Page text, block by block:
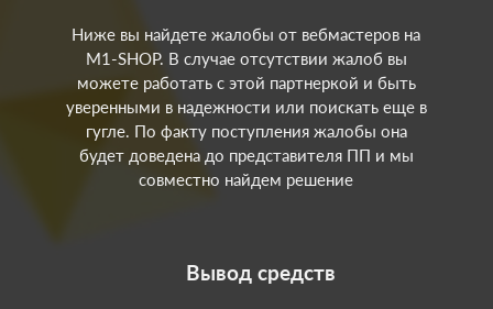
Ниже вы найдете жалобы от вебмастеров на
M1-SHOP. В случае отсутствии жалоб вы
можете работать с этой партнеркой и быть
уверенными в надежности или поискать еще в
гугле. По факту поступления жалобы она
будет доведена до представителя ПП и мы
совместно найдем решение
Вывод средств